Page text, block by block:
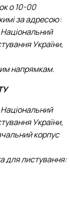
о 10-00
за адресою:
Національний
України,
напрямкам.
Національний
України,
корпус
для листування: